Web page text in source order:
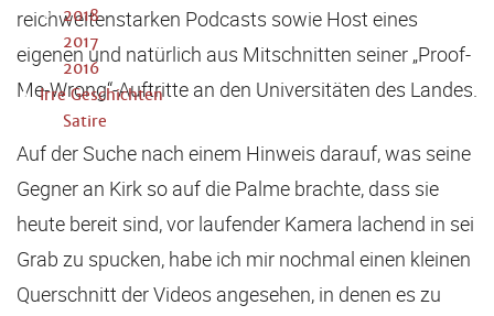
2018
2017
2016
Irre Geschichten
Satire
reichweitenstarken Podcasts sowie Host eines
eigenen und natürlich aus Mitschnitten seiner „Proof-
Me-Wrong“-Auftritte an den Universitäten des Landes.
Auf der Suche nach einem Hinweis darauf, was seine
Gegner an Kirk so auf die Palme brachte, dass sie
heute bereit sind, vor laufender Kamera lachend in sei
Grab zu spucken, habe ich mir nochmal einen kleinen
Querschnitt der Videos angesehen, in denen es zu